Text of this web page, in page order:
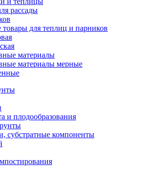
рассады
для теплиц и парников
материалы
материалы мерные
и плодообразования
субстратные компоненты